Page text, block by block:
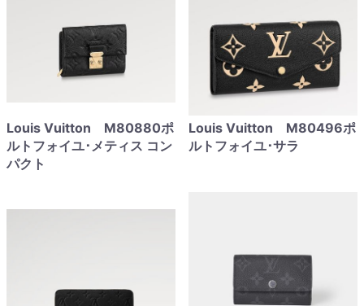
Louis Vuitton M80880ポ
ルトフォイユ･メティス コン
パクト
Louis Vuitton M80496ポ
ルトフォイユ･サラ